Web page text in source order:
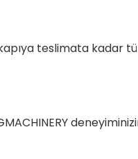
teslimata kadar